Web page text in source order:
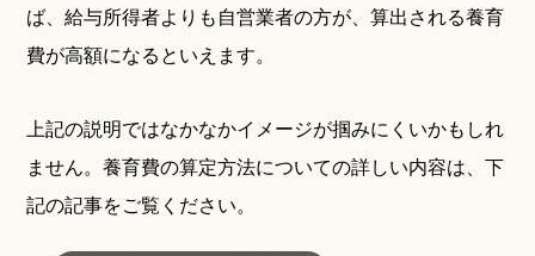
ば、給与所得者よりも自営業者の方が、算出される養育
費が高額になるといえます。
上記の説明ではなかなかイメージが掴みにくいかもしれ
ません。養育費の算定方法についての詳しい内容は、下
記の記事をご覧ください。